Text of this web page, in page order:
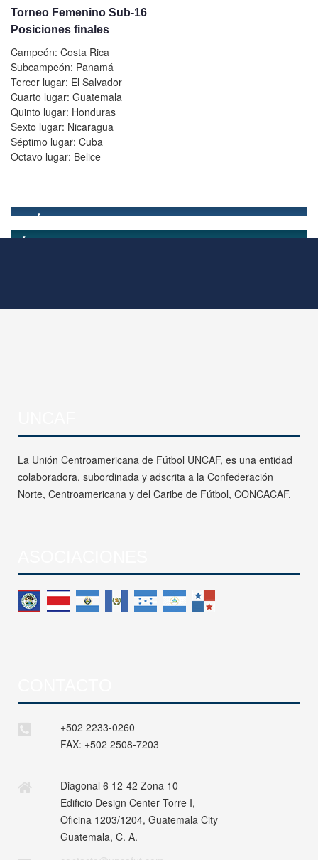
Torneo Femenino Sub-16
Posiciones finales
Campeón: Costa Rica
Subcampeón: Panamá
Tercer lugar: El Salvador
Cuarto lugar: Guatemala
Quinto lugar: Honduras
Sexto lugar: Nicaragua
Séptimo lugar: Cuba
Octavo lugar: Belice
La Unión Centroamericana de Fútbol UNCAF, es una entidad
colaboradora, subordinada y adscrita a la Confederación
Norte, Centroamericana y del Caribe de Fútbol, CONCACAF.
+502 2233-0260
FAX: +502 2508-7203
Diagonal 6 12-42 Zona 10
Edificio Design Center Torre I,
Oficina 1203/1204, Guatemala City
Guatemala, C. A.